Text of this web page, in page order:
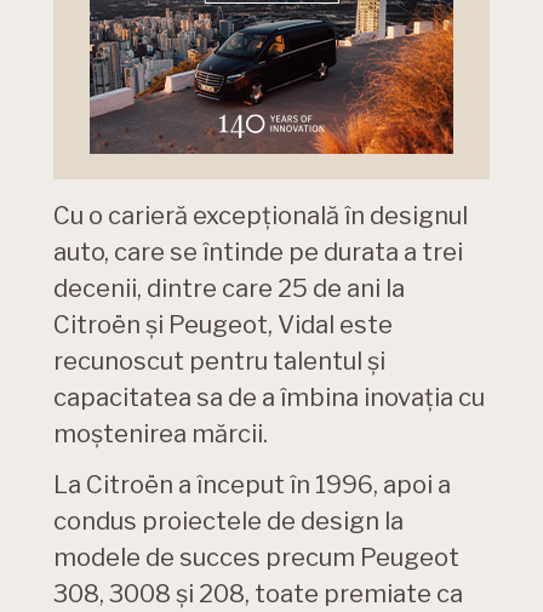
Cu o carieră excepțională în designul
auto, care se întinde pe durata a trei
decenii, dintre care 25 de ani la
Citroën și Peugeot, Vidal este
recunoscut pentru talentul și
capacitatea sa de a îmbina inovația cu
moștenirea mărcii.
La Citroën a început în 1996, apoi a
condus proiectele de design la
modele de succes precum Peugeot
308, 3008 și 208, toate premiate ca